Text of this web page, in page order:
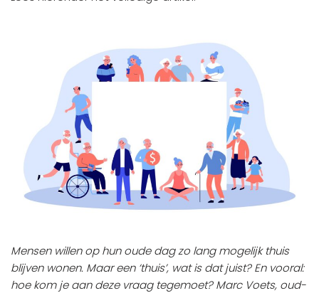
Mensen willen op hun oude dag zo lang mogelijk thuis
blijven wonen. Maar een ‘thuis’, wat is dat juist? En vooral:
hoe kom je aan deze vraag tegemoet? Marc Voets, oud-